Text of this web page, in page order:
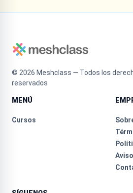
© 2026 Meshclass — Todos los
reservados
MENÚ
Cursos